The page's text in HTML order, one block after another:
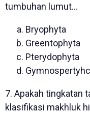
tumbuhan lumut…
Bryophyta
Greentophyta
Pterydophyta
Gymnospertyhc
7. Apakah tingkatan
klasifikasi makhluk